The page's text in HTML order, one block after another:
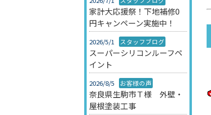
家計大応援祭！下地補修0
円キャンペーン実施中！
2026/5/1 スタッフブログ
スーパーシリコンルーフペ
イント
2026/8/5 お客様の声
奈良県生駒市Ｔ様 外壁・
屋根塗装工事